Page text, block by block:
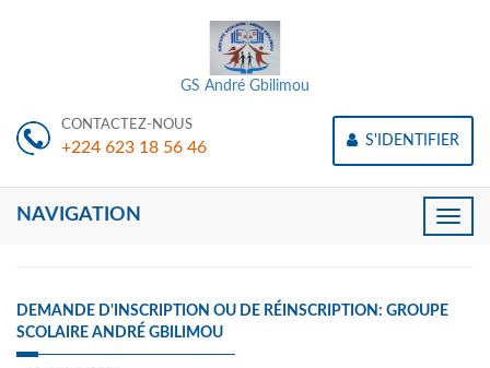
GS André Gbilimou
CONTACTEZ-NOUS
+224 623 18 56 46 S'IDENTIFIER
Toggle
NAVIGATION
DEMANDE D'INSCRIPTION OU DE RÉINSCRIPTION: GROUPE
SCOLAIRE ANDRÉ GBILIMOU